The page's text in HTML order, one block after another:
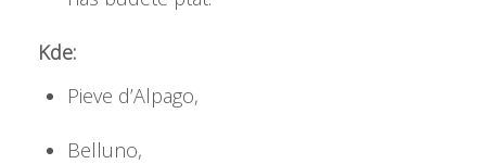
Kde:
Pieve d’Alpago,
Belluno,